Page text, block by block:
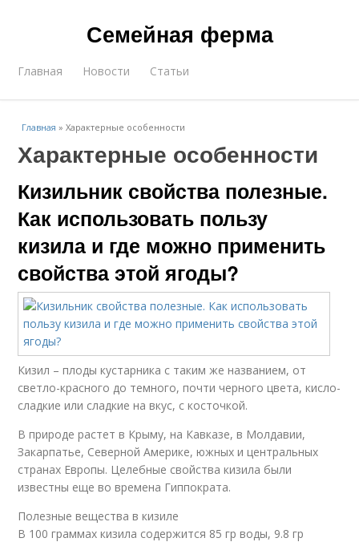
Семейная ферма
Главная Новости Статьи
Главная »Характерные особенности
Характерные особенности
Кизильник свойства полезные.
Как использовать пользу
кизила и где можно применить
свойства этой ягоды?
Кизил – плоды кустарника с таким же названием, от
светло-красного до темного, почти черного цвета, кисло-
сладкие или сладкие на вкус, с косточкой.
В природе растет в Крыму, на Кавказе, в Молдавии,
Закарпатье, Северной Америке, южных и центральных
странах Европы. Целебные свойства кизила были
известны еще во времена Гиппократа.
Полезные вещества в кизиле
В 100 граммах кизила содержится 85 гр воды, 9.8 гр